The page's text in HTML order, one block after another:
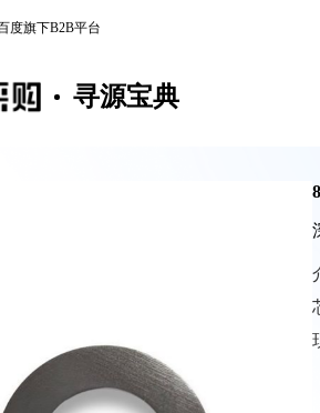
度旗下B2B平台
寻源宝典